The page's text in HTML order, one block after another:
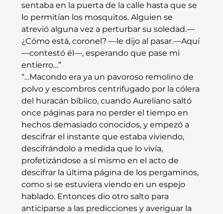
sentaba en la puerta de la calle hasta que se
lo permitían los mosquitos. Alguien se
atrevió alguna vez a perturbar su soledad.—
¿Cómo está, coronel? —le dijo al pasar.—Aquí
—contestó él—, esperando que pase mi
entierro…”
“…Macondo era ya un pavoroso remolino de
polvo y escombros centrifugado por la cólera
del huracán bíblico, cuando Aureliano saltó
once páginas para no perder el tiempo en
hechos demasiado conocidos, y empezó a
descifrar el instante que estaba viviendo,
descifrándolo a medida que lo vivía,
profetizándose a sí mismo en el acto de
descifrar la última página de los pergaminos,
como si se estuviera viendo en un espejo
hablado. Entonces dio otro salto para
anticiparse a las predicciones y averiguar la